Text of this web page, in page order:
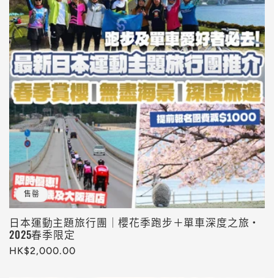
售罄
日本運動主題旅行團｜櫻花季跑步＋單車深度之旅・
2025春季限定
定
HK$2,000.00